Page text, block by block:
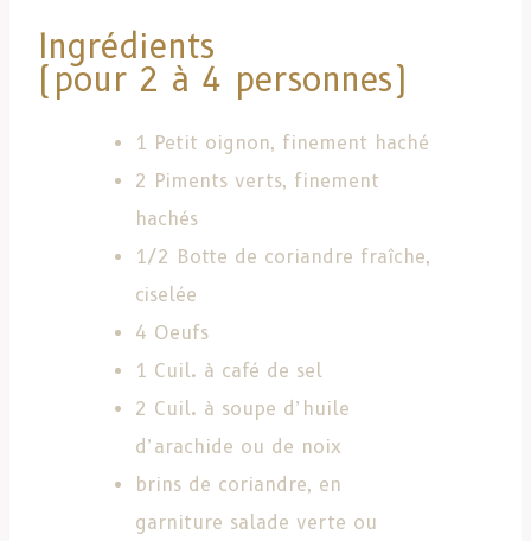
Ingrédients
(pour 2 à 4 personnes)
1 Petit oignon, finement haché
2 Piments verts, finement
hachés
1/2 Botte de coriandre fraîche,
ciselée
4 Oeufs
1 Cuil. à café de sel
2 Cuil. à soupe d’huile
d’arachide ou de noix
brins de coriandre, en
garniture salade verte ou